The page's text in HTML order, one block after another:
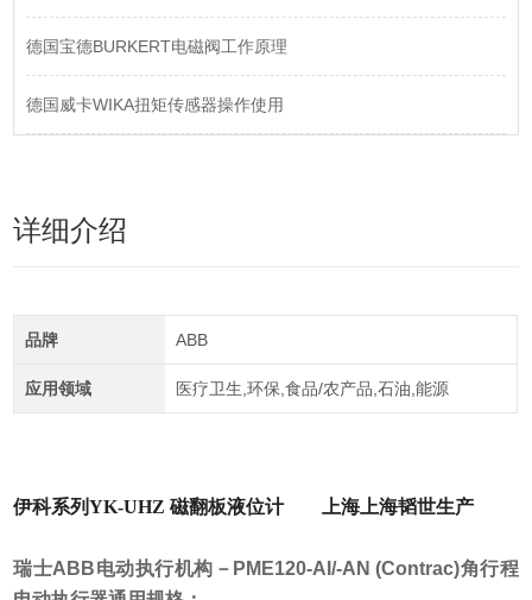
德国宝德BURKERT电磁阀工作原理
德国威卡WIKA扭矩传感器操作使用
详细介绍
品牌 ABB
应用领域 医疗卫生,环保,食品/农产品,石油,能源
伊科系列YK-UHZ 磁翻板液位计 上海上海韬世生产
瑞士ABB电动执行机构 －PME120-AI/-AN (Contrac)角行程